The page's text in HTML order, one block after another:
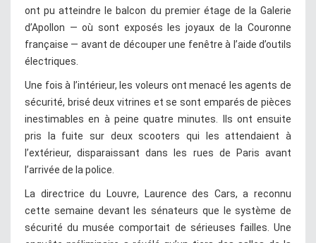
ont pu atteindre le balcon du premier étage de la Galerie
d’Apollon — où sont exposés les joyaux de la Couronne
française — avant de découper une fenêtre à l’aide d’outils
électriques.
Une fois à l’intérieur, les voleurs ont menacé les agents de
sécurité, brisé deux vitrines et se sont emparés de pièces
inestimables en à peine quatre minutes. Ils ont ensuite
pris la fuite sur deux scooters qui les attendaient à
l’extérieur, disparaissant dans les rues de Paris avant
l’arrivée de la police.
La directrice du Louvre, Laurence des Cars, a reconnu
cette semaine devant les sénateurs que le système de
sécurité du musée comportait de sérieuses failles. Une